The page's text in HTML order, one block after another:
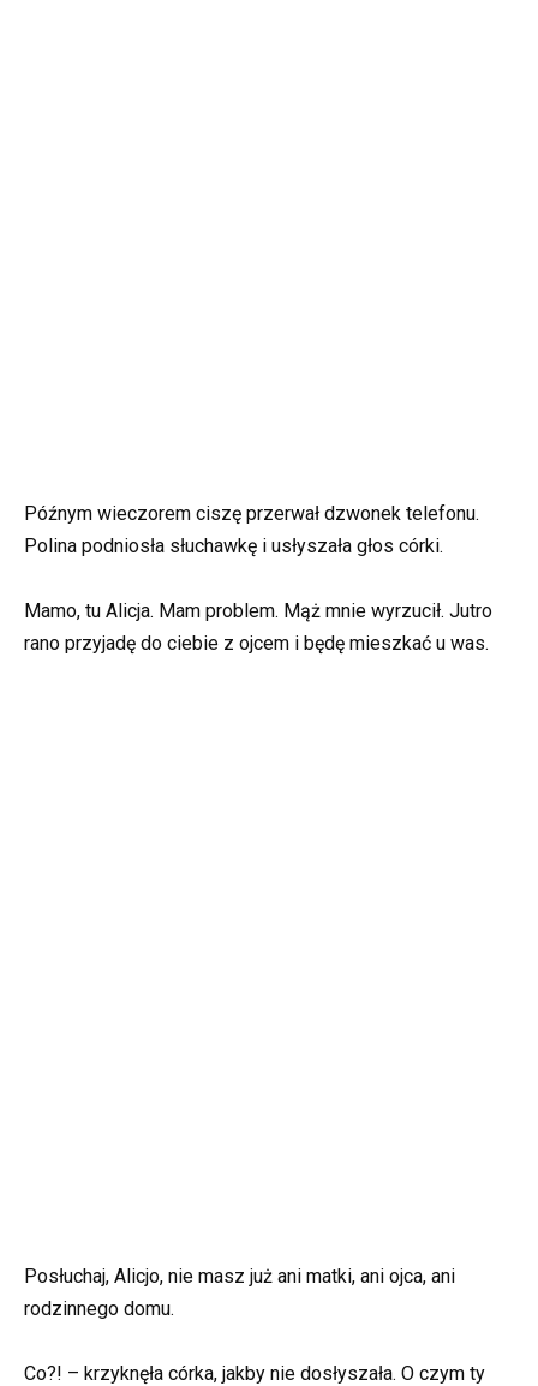
Późnym wieczorem ciszę przerwał dzwonek telefonu.
Polina podniosła słuchawkę i usłyszała głos córki.
Mamo, tu Alicja. Mam problem. Mąż mnie wyrzucił. Jutro
rano przyjadę do ciebie z ojcem i będę mieszkać u was.
Posłuchaj, Alicjo, nie masz już ani matki, ani ojca, ani
rodzinnego domu.
Co?! – krzyknęła córka, jakby nie dosłyszała. O czym ty